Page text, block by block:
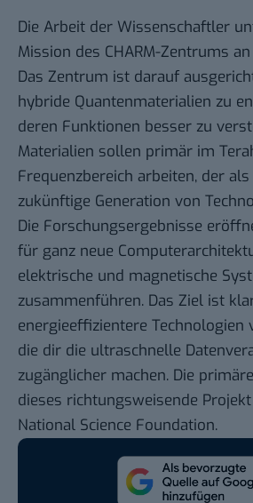
Die Arbeit der Wissenschaftler
Mission des CHARM-Zentrums
Das Zentrum ist darauf
hybride Quantenmaterialien zu
deren Funktionen besser zu
Materialien sollen primär im
Frequenzbereich arbeiten, der
zukünftige Generation von
Die Forschungsergebnisse
für ganz neue
elektrische und magnetische
zusammenführen. Das Ziel ist
energieeffizientere Technologien
die dir die ultraschnelle
zugänglicher machen. Die
dieses richtungsweisende
National Science Foundation.